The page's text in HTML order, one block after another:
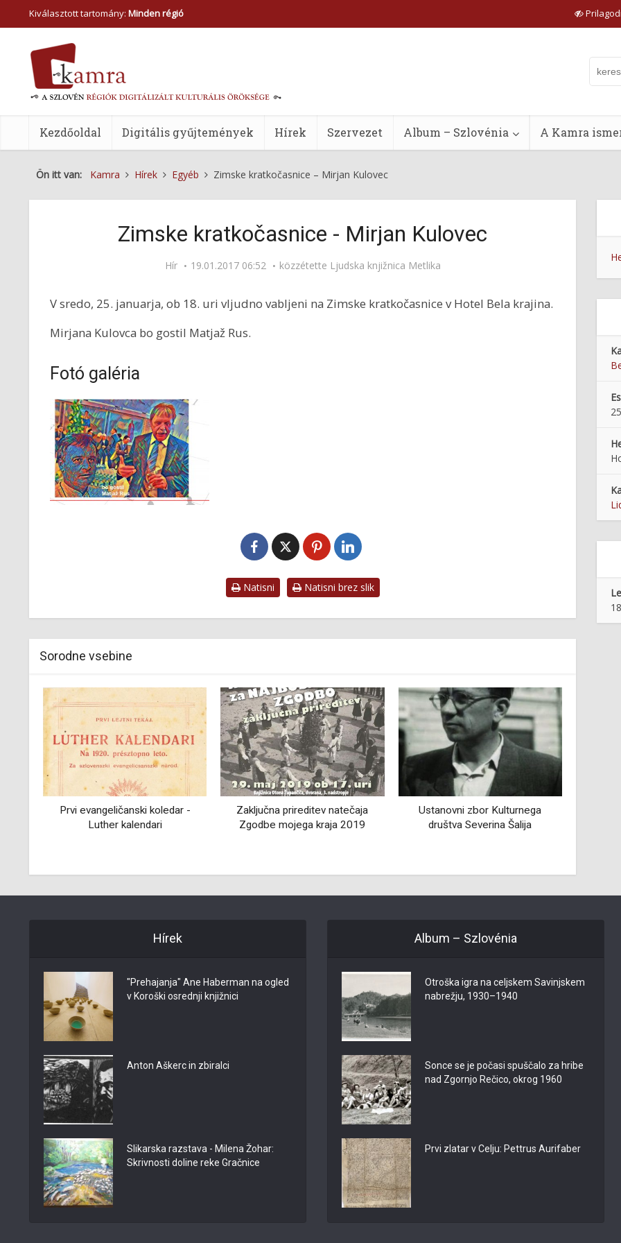
Kiválasztott tartomány: Minden régió
Kezdőoldal Digitális gyűjtemények Hírek Szervezet Album – Szlovénia A Kamra
Ön itt van: Kamra Hírek Egyéb Zimske kratkočasnice – Mirjan Kulovec
Zimske kratkočasnice - Mirjan Kulovec
Hír 19.01.2017 06:52 közzétette Ljudska knjižnica Metlika
V sredo, 25. januarja, ob 18. uri vljudno vabljeni na Zimske kratkočasnice v Hotel Bela krajina.
Mirjana Kulovca bo gostil Matjaž Rus.
Fotó galéria
Natisni Natisni brez slik
Sorodne vsebine
Prvi evangeličanski koledar -
Luther kalendari
Zaključna prireditev natečaja
Zgodbe mojega kraja 2019
Ustanovni zbor Kulturnega
društva Severina Šalija
Hírek
"Prehajanja" Ane Haberman na ogled
v Koroški osrednji knjižnici
Anton Aškerc in zbiralci
Slikarska razstava - Milena Žohar:
Skrivnosti doline reke Gračnice
Album – Szlovénia
Otroška igra na celjskem Savinjskem
nabrežju, 1930–1940
Sonce se je počasi spuščalo za hribe
nad Zgornjo Rečico, okrog 1960
Prvi zlatar v Celju: Pettrus Aurifaber